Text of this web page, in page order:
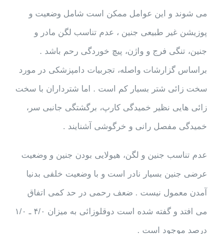
می شوند و این عوامل ممکن است شامل وضعیت و
پوزیشن غیر طبیعی جنین ، عدم تناسب لگن مادر و
جنین، تنگی فرج و واژن، پیچ خوردگی رحم باشد .
براساس گزارشات واصله، تجربیات دامپزشکی در مورد
سخت زائی شتر بسیار کم است . اما شترداران با سخت
زائی هایی نظیر خمیدگی کارپ، برگشتگی جانبی سر،
خمیدگی مفصل رانی و خرگوشی آشنایند .
عدم تناسب جنین و لگن، هیولایی بودن جنین و وضعیت
عرضی جنین بسیار نادر است و با وضعیت خلفی بدنیا
آمدن معمول نیست . ضعف رحمی در حد کمی اتفاق
می افتد و گفته شده است دوقلوزائی به میزان ۴/۰ ـ ۱/۰
درصد موجود است .